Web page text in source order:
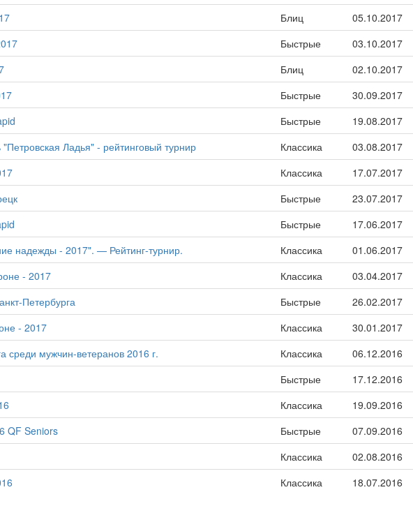
Блиц 05.10.2017
Быстрые 03.10.2017
Блиц 02.10.2017
Быстрые 30.09.2017
Быстрые 19.08.2017
Ладья" - рейтинговый турнир
Классика 03.08.2017
Классика 17.07.2017
Быстрые 23.07.2017
Быстрые 17.06.2017
надежды - 2017". — Рейтинг-турнир.
Классика 01.06.2017
- 2017
Классика 03.04.2017
Петербурга
Быстрые 26.02.2017
- 2017
Классика 30.01.2017
среди мужчин-ветеранов 2016 г.
Классика 06.12.2016
Быстрые 17.12.2016
Классика 19.09.2016
QF Seniors
Быстрые 07.09.2016
Классика 02.08.2016
Классика 18.07.2016